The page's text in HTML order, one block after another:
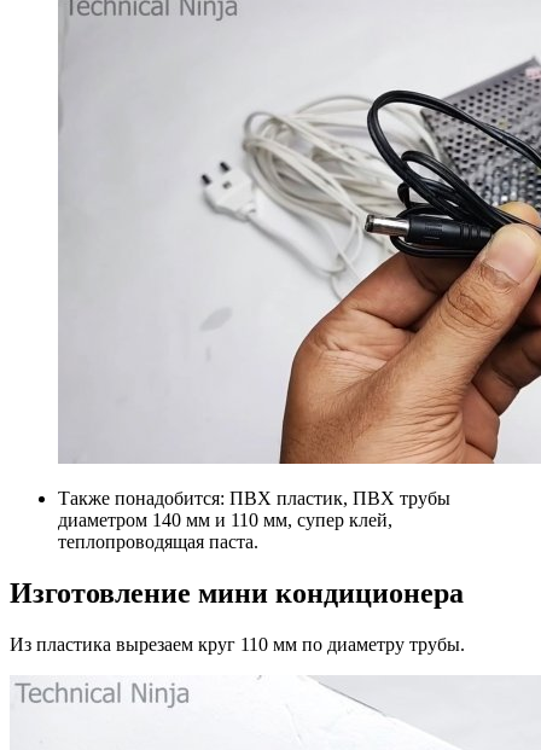
Также понадобится: ПВХ пластик, ПВХ трубы
диаметром 140 мм и 110 мм, супер клей,
теплопроводящая паста.
Изготовление мини кондиционера
Из пластика вырезаем круг 110 мм по диаметру трубы.